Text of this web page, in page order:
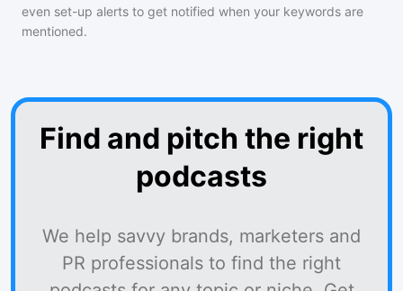
even set-up alerts to get notified when your keywords are
mentioned.
Find and pitch the right
podcasts
We help savvy brands, marketers and
PR professionals to find the right